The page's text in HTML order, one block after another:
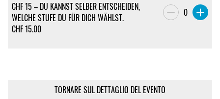
CHF 15 – DU KANNST SELBER ENTSCHEIDEN,
WELCHE STUFE DU FÜR DICH WÄHLST.
CHF15.00
0
TORNARE SUL DETTAGLIO DEL EVENTO